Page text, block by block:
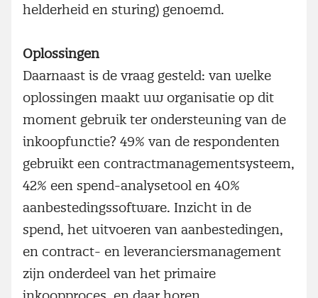
helderheid en sturing) genoemd.
Oplossingen
Daarnaast is de vraag gesteld: van welke
oplossingen maakt uw organisatie op dit
moment gebruik ter ondersteuning van de
inkoopfunctie? 49% van de respondenten
gebruikt een contractmanagementsysteem,
42% een spend-analysetool en 40%
aanbestedingssoftware. Inzicht in de
spend, het uitvoeren van aanbestedingen,
en contract- en leveranciersmanagement
zijn onderdeel van het primaire